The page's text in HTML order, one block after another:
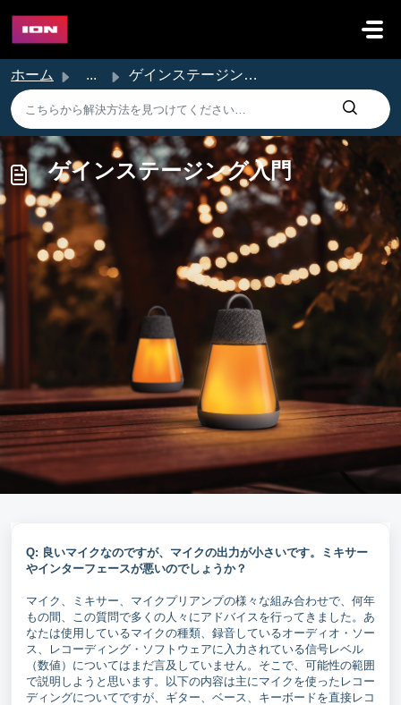
ホーム ... ゲインステージング入門
ゲインステージング入門
Q: 良いマイクなのですが、マイクの出力が小さいです。ミキサー
やインターフェースが悪いのでしょうか？
マイク、ミキサー、マイクプリアンプの様々な組み合わせで、何年
もの間、この質問で多くの人々にアドバイスを行ってきました。あ
なたは使用しているマイクの種類、録音しているオーディオ・ソー
ス、レコーディング・ソフトウェアに入力されている信号レベル
（数値）についてはまだ言及していません。そこで、可能性の範囲
で説明しようと思います。以下の内容は主にマイクを使ったレコー
ディングについてですが、ギター、ベース、キーボードを直接レコ